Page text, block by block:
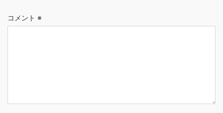
コメント ※